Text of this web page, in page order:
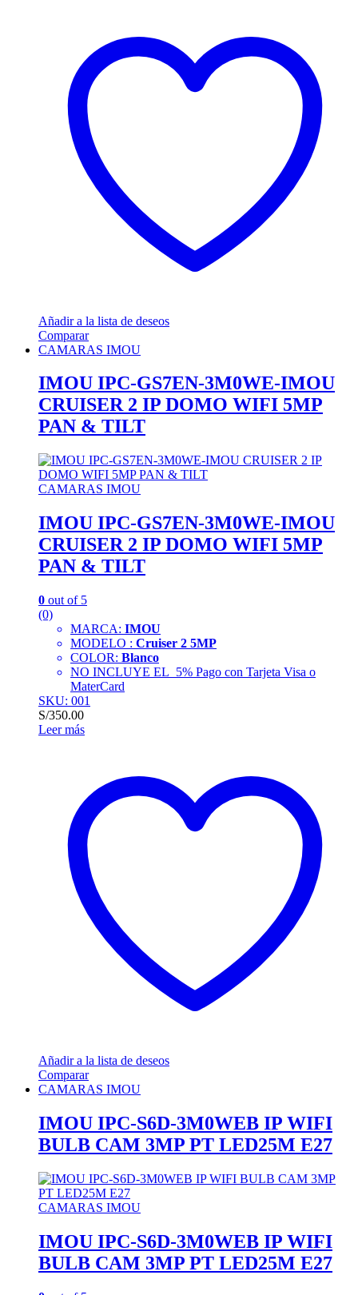
Añadir a la lista de deseos
Comparar
CAMARAS IMOU
IMOU IPC-GS7EN-3M0WE-IMOU
CRUISER 2 IP DOMO WIFI 5MP
PAN & TILT
CAMARAS IMOU
IMOU IPC-GS7EN-3M0WE-IMOU
CRUISER 2 IP DOMO WIFI 5MP
PAN & TILT
0 out of 5
(0)
MARCA: IMOU
MODELO : Cruiser 2 5MP
COLOR: Blanco
NO INCLUYE EL 5% Pago con Tarjeta Visa o
MaterCard
SKU: 001
S/350.00
Leer más
Añadir a la lista de deseos
Comparar
CAMARAS IMOU
IMOU IPC-S6D-3M0WEB IP WIFI
BULB CAM 3MP PT LED25M E27
CAMARAS IMOU
IMOU IPC-S6D-3M0WEB IP WIFI
BULB CAM 3MP PT LED25M E27